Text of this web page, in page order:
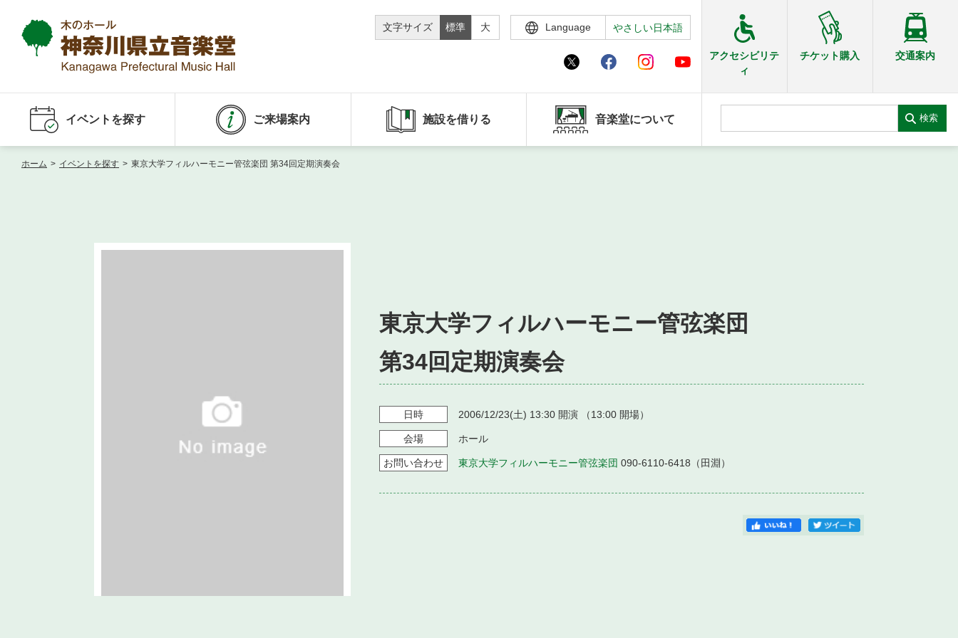
文字サイズ 標準 大 Language やさしい日本語
アクセシビリテ
ィ
チケット購入 交通案内
イベントを探す ご来場案内 施設を借りる 音楽堂について 検索
ホーム > イベントを探す > 東京大学フィルハーモニー管弦楽団 第34回定期演奏会
東京大学フィルハーモニー管弦楽団
第34回定期演奏会
日時 2006/12/23(土) 13:30 開演 （13:00 開場）
会場 ホール
お問い合わせ 東京大学フィルハーモニー管弦楽団 090-6110-6418（田淵）